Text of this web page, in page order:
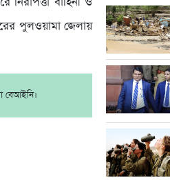
পুলওয়ামা জেলায়
বেআইনি।